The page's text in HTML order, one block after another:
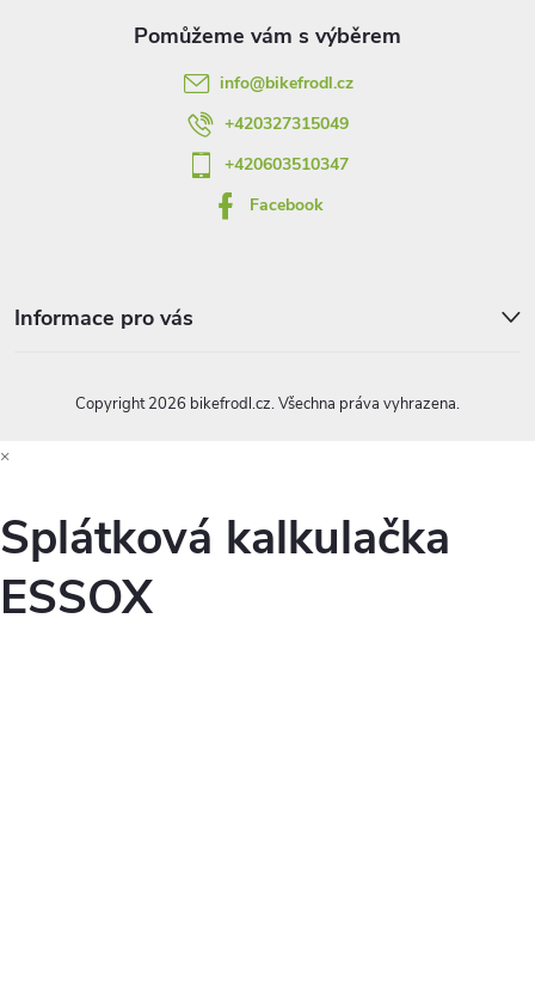
info@bikefrodl.cz
+420327315049
+420603510347
Facebook
Informace pro vás
Copyright 2026 bikefrodl.cz. Všechna práva vyhrazena.
×
Splátková kalkulačka
ESSOX